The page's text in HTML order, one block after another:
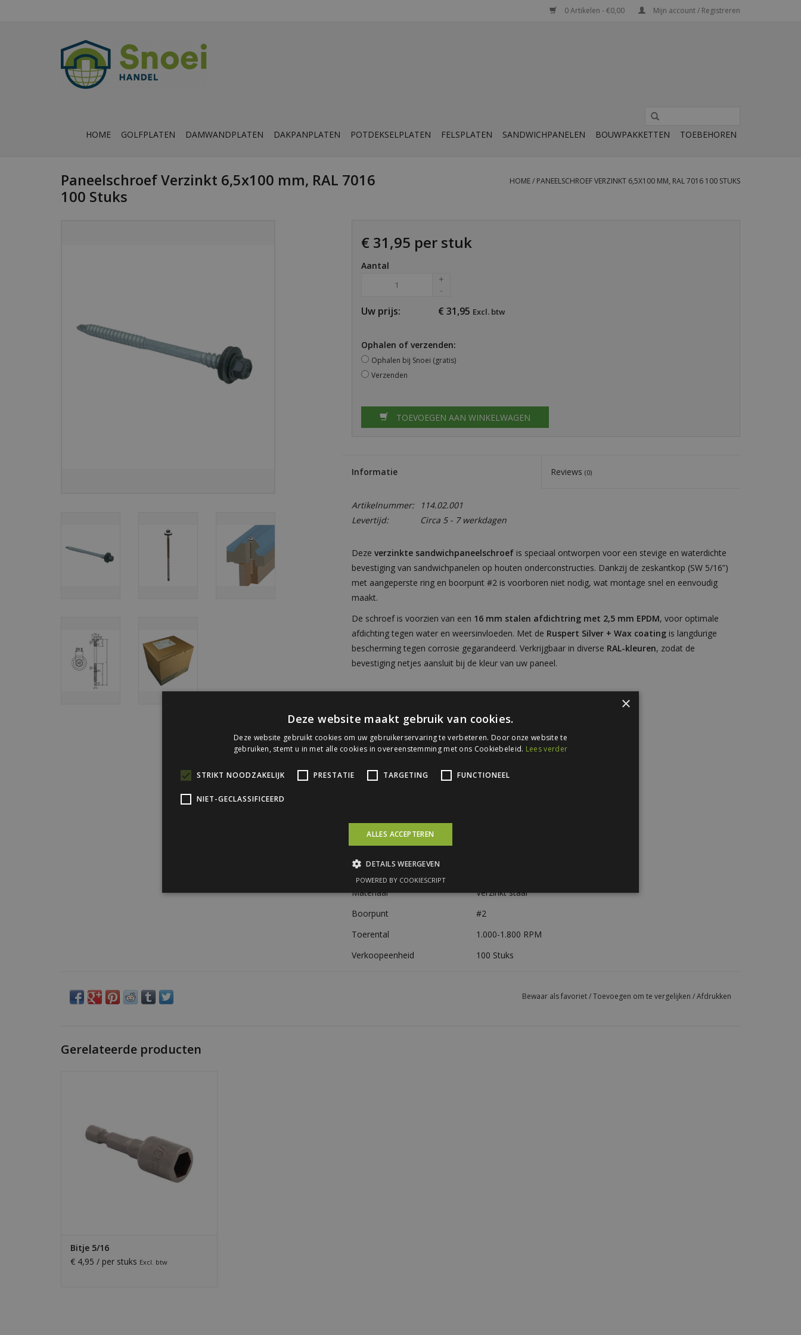
0 Artikelen - €0,00 Mijn account / Registreren
HOME GOLFPLATEN DAMWANDPLATEN DAKPANPLATEN POTDEKSELPLATEN FELSPLATEN SANDWICHPANELEN BOUWPAKKETTEN TOEBEHOREN
Paneelschroef Verzinkt 6,5x100 mm, RAL 7016
100 Stuks
HOME/ PANEELSCHROEF VERZINKT 6,5X100 MM, RAL 7016 100 STUKS
€ 31,95 per stuk
Aantal
+
-
Uw prijs: € 31,95 Excl. btw
Ophalen of verzenden:
Ophalen bij Snoei (gratis)
Verzenden
TOEVOEGEN AAN WINKELWAGEN
Informatie Reviews(0)
Artikelnummer:
114.02.001
Levertijd:
Circa 5 - 7 werkdagen
Deze verzinkte sandwichpaneelschroefis speciaal ontworpen voor een stevige en waterdichte
bevestiging van sandwichpanelen op houten onderconstructies. Dankzij de zeskantkop (SW 5/16”)
met aangeperste ring en boorpunt #2 is voorboren niet nodig, wat montage snel en eenvoudig
maakt.
De schroef is voorzien van een 16 mm stalen afdichtring met 2,5 mm EPDM, voor optimale
afdichting tegen water en weersinvloeden. Met de Ruspert Silver + Wax coatingis langdurige
bescherming tegen corrosie gegarandeerd. Verkrijgbaar in diverse RAL-kleuren, zodat de
bevestiging netjes aansluit bij de kleur van uw paneel.
Onze hoekstukken hebben de volgende specificaties:
Type
Sandwichpaneelschroef verzinkt
Toepassing
Klembereik
Afdichting
Materiaal
Verzinkt staal
Boorpunt
#2
Toerental
1.000-1.800 RPM
Verkoopeenheid
100 Stuks
Bewaar als favoriet/Toevoegen om te vergelijken /Afdrukken
Gerelateerde producten
Bitje 5/16
€ 4,95 / per stuks Excl. btw
×
Deze website maakt gebruik van cookies.
Deze website gebruikt cookies om uw gebruikerservaring te verbeteren. Door onze website te
gebruiken, stemt u in met alle cookies in overeenstemming met ons Cookiebeleid. Lees verder
STRIKT NOODZAKELIJK PRESTATIE TARGETING FUNCTIONEEL
NIET-GECLASSIFICEERD
ALLES ACCEPTEREN
DETAILS WEERGEVEN
POWERED BY COOKIESCRIPT